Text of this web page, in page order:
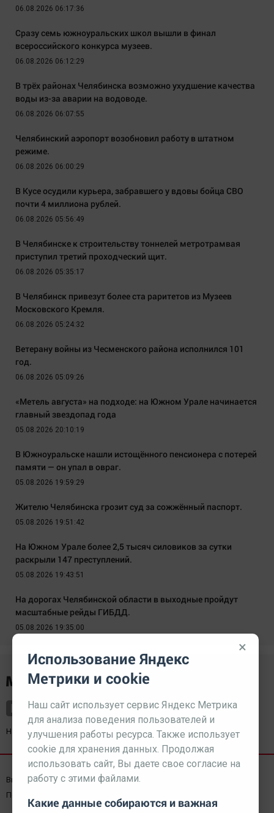
06.08.2026 06:17:36
Сразу семь южноуральских школ вышли в финал
всероссийского конкурса музеев.
06.08.2026 06:12:29
В трёх районах Челябинска возможно ухудшение качества
воды из-за аварии на водоводе.
06.08.2026 06:07:55
Челябинский аэропорт возобновил работу в штатном
режиме.
06.08.2026 06:00:29
В Кусе осудили курьера, забравшего у вдовы бойца СВО
почти 4 миллиона рублей.
06.08.2026 05:56:49
В Челябинске к строительству тоннелей метротрамвая
приступил третий проходческий щит.
06.08.2026 05:35:17
В Челябинск привезут более ста раритетов из Музеев
Московского Кремля.
06.08.2026 05:24:32
Ветерану войны из Чесменского района исполнился 101
год.
06.08.2026 05:09:26
«Метель августа» на подходе: на Южном Урале начинается
главный звездопад года
05.08.2026 20:10:19
В Южноуральске нашли истощённого пенсионера с потерей
памяти — он упал в овраг.
05.08.2026 19:59:29
Жителю Челябинска грозит суд за сожжённый паспорт.
05.08.2026 19:51:42
На Южном Урале более 2,5 тысяч силовиков за сутки
раскрыли 147 преступлений.
05.08.2026 19:43:51
На дорогах Челябинской области в выходные пройдут
масштабные рейды ГИБДД.
05.08.2026 19:35:00
Наш партнерkurorty-sochi.ru
Выходные данные СМИ Реклама
Пользовательское соглашение
×
Использование Яндекс
Метрики и cookie
Наш сайт использует сервис Яндекс Метрика
для анализа поведения пользователей и
улучшения работы ресурса. Также использует
cookie для хранения данных. Продолжая
использовать сайт, Вы даете свое согласие на
работу с этими файлами.
Какие данные собираются и важная